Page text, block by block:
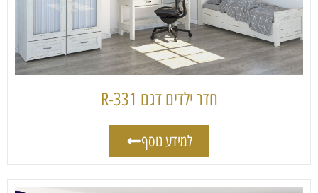
חדר ילדים דגם 331-R
למידע נוסף